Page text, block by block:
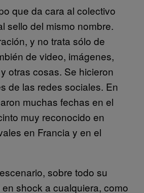
que da cara al colectivo
sello del mismo nombre.
y no trata sólo de
de video, imágenes,
otras cosas. Se hicieron
de las redes sociales. En
muchas fechas en el
muy reconocido en
en Francia y en el
sobre todo su
shock a cualquiera, como